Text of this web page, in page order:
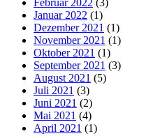
Februar 2022 (3)
Januar 2022 (1)
Dezember 2021 (1)
November 2021 (1)
Oktober 2021 (1)
September 2021 (3)
August 2021 (5)
Juli 2021 (3)
Juni 2021 (2)
Mai 2021 (4)
April 2021 (1)